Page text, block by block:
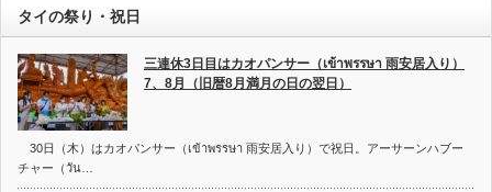
タイの祭り・祝日
三連休3日目はカオパンサー（เข้าพรรษา 雨安居入り）
7、8月（旧暦8月満月の日の翌日）
30日（木）はカオパンサー（เข้าพรรษา 雨安居入り）で祝日。アーサーンハブー
チャー（วัน…